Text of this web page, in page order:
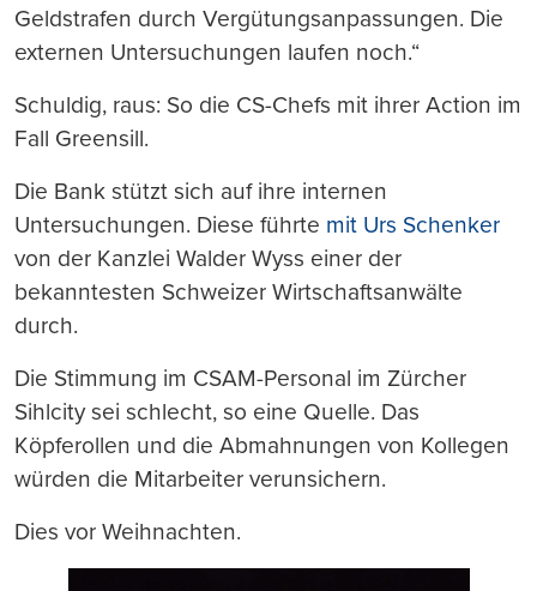
Geldstrafen durch Vergütungsanpassungen. Die
externen Untersuchungen laufen noch.“
Schuldig, raus: So die CS-Chefs mit ihrer Action im
Fall Greensill.
Die Bank stützt sich auf ihre internen
Untersuchungen. Diese führte mit Urs Schenker
von der Kanzlei Walder Wyss einer der
bekanntesten Schweizer Wirtschaftsanwälte
durch.
Die Stimmung im CSAM-Personal im Zürcher
Sihlcity sei schlecht, so eine Quelle. Das
Köpferollen und die Abmahnungen von Kollegen
würden die Mitarbeiter verunsichern.
Dies vor Weihnachten.